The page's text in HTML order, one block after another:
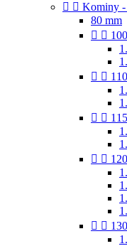
  Kominy -
80 mm
 
 
 
 
 